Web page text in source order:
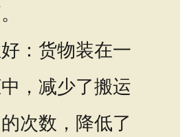
：货物装在一
，减少了搬运
次数，降低了